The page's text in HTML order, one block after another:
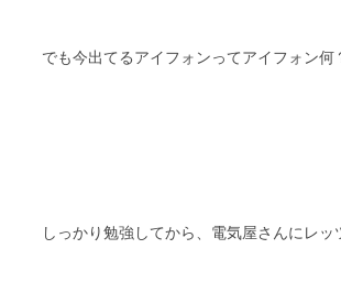
でも今出てるアイフォンってアイフォン何
しっかり勉強してから、電気屋さんにレッ